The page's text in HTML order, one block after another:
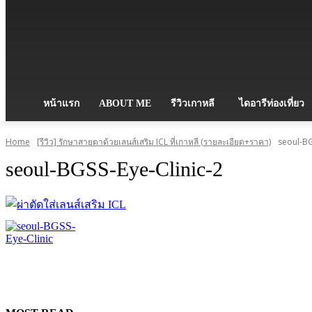
หน้าแรก ABOUT ME รีวิวเกาหลี ไดอารีท่องเที่ยว
Home [รีวิว] รักษาสายตาด้วยเลนส์เสริม ICL ที่เกาหลี (รายละเอียด+ราคา) seoul-
seoul-BGSS-Eye-Clinic-2